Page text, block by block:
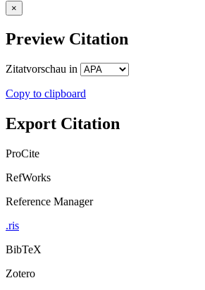
×
Preview Citation
Zitatvorschau in
Copy to clipboard
Export Citation
ProCite
RefWorks
Reference Manager
.ris
BibTeX
Zotero